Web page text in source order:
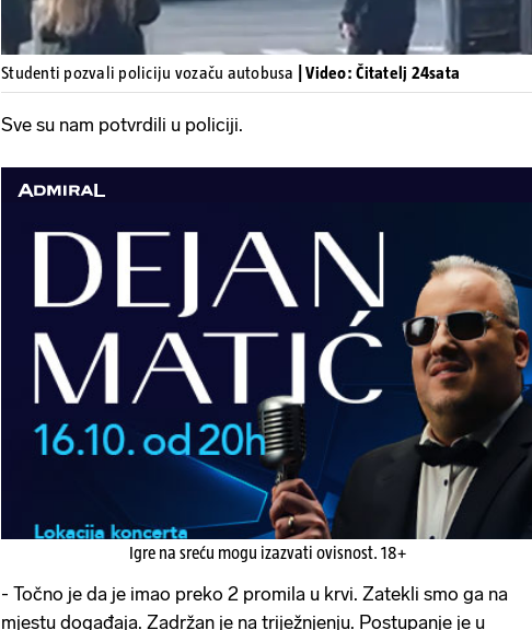
Studenti pozvali policiju vozaču autobusa | Video: Čitatelj 24sata
Sve su nam potvrdili u policiji.
Igre na sreću mogu izazvati ovisnost. 18+
- Točno je da je imao preko 2 promila u krvi. Zatekli smo ga na
mjestu događaja. Zadržan je na triježnjenju. Postupanje je u